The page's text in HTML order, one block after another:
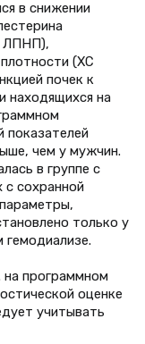
в снижении
ЛПНП),
(ХС
почек к
находящихся на
показателей
чем у мужчин.
в группе с
сохранной
только у
на программном
оценке
учитывать